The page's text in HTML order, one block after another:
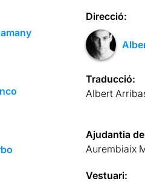
Direcció:
Traducció:
Albert
Ajudantia
Aurembiaix
Vestuari: